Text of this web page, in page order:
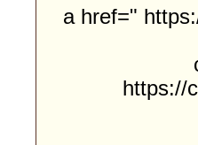
<a href="
https://